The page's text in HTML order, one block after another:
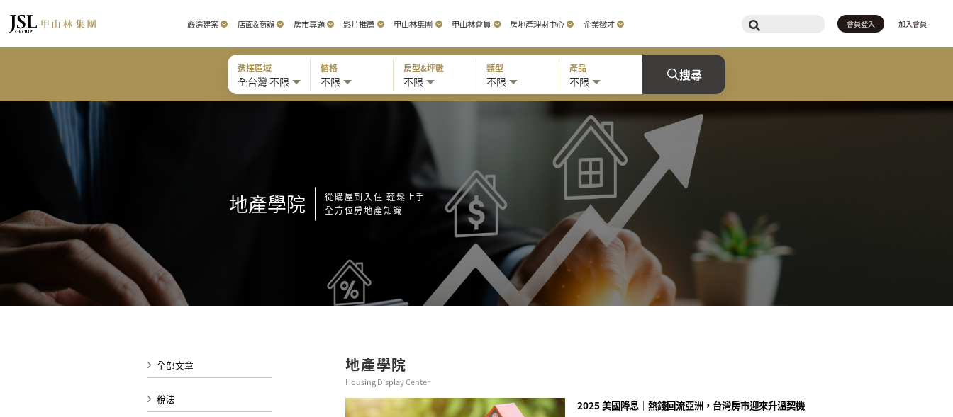
嚴選建案 店面&商辦 房市專題 影片推薦 甲山林集團 甲山林會員 房地產理財中心 企業徵才 會員登入 加入會員
選擇區域
全台灣 不限
價格
不限
房型&坪數
不限
類型
不限
產品
不限 搜尋
地產學院
從購屋到入住 輕鬆上手
全方位房地產知識
全部文章
稅法
地產學院
Housing Display Center
2025 美國降息｜熱錢回流亞洲，台灣房市迎來升溫契機